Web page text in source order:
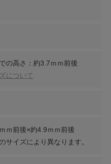
の高さ：約3.7ｍｍ前後
について
ｍ前後×約4.9ｍｍ前後
サイズにより異なります。